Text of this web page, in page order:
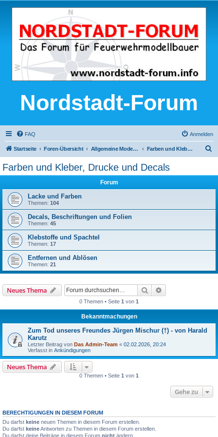
Nordstadt-Forum
FAQ Anmelden
Startseite Foren-Übersicht Allgemeine Modellbau-Themen Farben und Kleber, Drucke und Decals
Farben und Kleber, Drucke und Decals
Forum
Lacke und Farben
Themen: 104
Decals, Beschriftungen und Folien
Themen: 45
Klebstoffe und Spachtel
Themen: 17
Entfernen und Ablösen
Themen: 21
Neues Thema Suche
0 Themen • Seite 1 von 1
Bekanntmachungen
Zum Tod unseres Freundes Jürgen Mischur (†) - von Harald
Karutz
Letzter Beitrag von Das Admin-Team « 02.02.2026, 20:24
Verfasst in Ankündigungen
Neues Thema
0 Themen • Seite 1 von 1
Gehe zu
BERECHTIGUNGEN IN DIESEM FORUM
Du darfst keine neuen Themen in diesem Forum erstellen.
Du darfst keineAntworten zu Themen in diesem Forum erstellen.
Du darfst deine Beiträge in diesem Forum nicht ändern.